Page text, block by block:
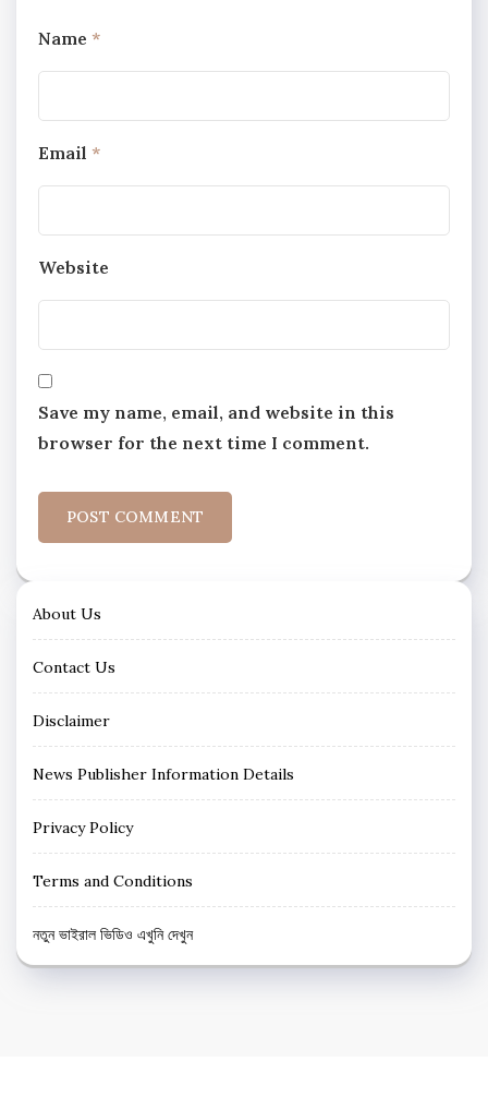
Name *
Email *
Website
Save my name, email, and website in this
browser for the next time I comment.
About Us
Contact Us
Disclaimer
News Publisher Information Details
Privacy Policy
Terms and Conditions
নতুন ভাইরাল ভিডিও এখুনি দেখুন